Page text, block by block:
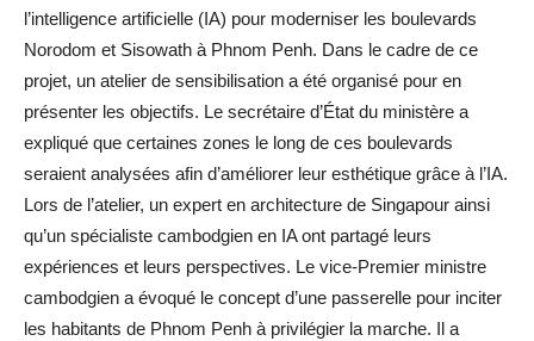
l’intelligence artificielle (IA) pour moderniser les boulevards
Norodom et Sisowath à Phnom Penh. Dans le cadre de ce
projet, un atelier de sensibilisation a été organisé pour en
présenter les objectifs. Le secrétaire d’État du ministère a
expliqué que certaines zones le long de ces boulevards
seraient analysées afin d’améliorer leur esthétique grâce à l’IA.
Lors de l’atelier, un expert en architecture de Singapour ainsi
qu’un spécialiste cambodgien en IA ont partagé leurs
expériences et leurs perspectives. Le vice-Premier ministre
cambodgien a évoqué le concept d’une passerelle pour inciter
les habitants de Phnom Penh à privilégier la marche. Il a